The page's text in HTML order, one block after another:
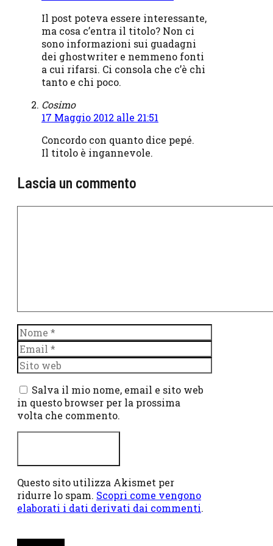
Il post poteva essere interessante,
ma cosa c’entra il titolo? Non ci
sono informazioni sui guadagni
dei ghostwriter e nemmeno fonti
a cui rifarsi. Ci consola che c’è chi
tanto e chi poco.
Cosimo
17 Maggio 2012 alle 21:51
Concordo con quanto dice pepé.
Il titolo è ingannevole.
Lascia un commento
Nome
Email
Sito
web
Salva il mio nome, email e sito web
in questo browser per la prossima
volta che commento.
Questo sito utilizza Akismet per
ridurre lo spam. Scopri come vengono
elaborati i dati derivati dai commenti.